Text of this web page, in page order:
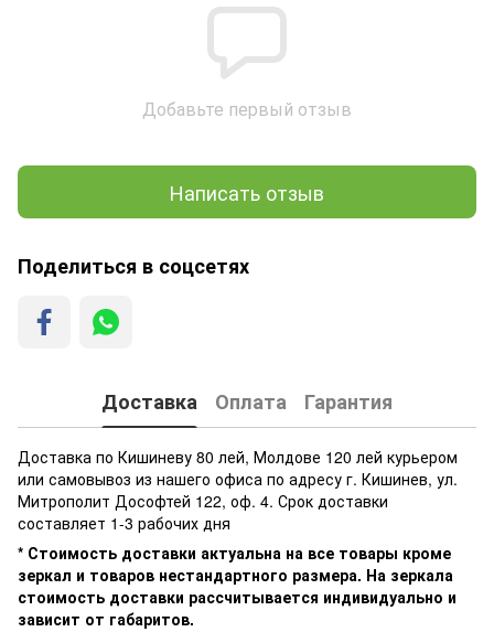
Добавьте первый отзыв
Написать отзыв
Поделиться в соцсетях
Доставка Оплата Гарантия
Доставка по Кишиневу 80 лей, Молдове 120 лей курьером
или самовывоз из нашего офиса по адресу г. Кишинев, ул.
Митрополит Дософтей 122, оф. 4. Срок доставки
составляет 1-3 рабочих дня
* Стоимость доставки актуальна на все товары кроме
зеркал и товаров нестандартного размера. На зеркала
стоимость доставки рассчитывается индивидуально и
зависит от габаритов.